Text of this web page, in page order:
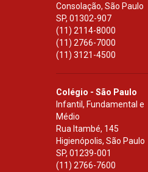
Consolação, São Paulo
SP, 01302-907
(11) 2114-8000
(11) 2766-7000
(11) 3121-4500
Colégio - São Paulo
Infantil, Fundamental e
Médio
Rua Itambé, 145
Higienópolis, São Paulo
SP, 01239-001
(11) 2766-7600